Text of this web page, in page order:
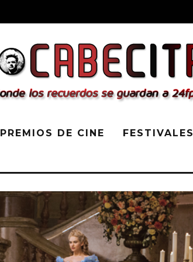
PREMIOS DE CINE FESTIVALES